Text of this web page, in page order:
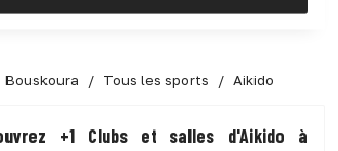
Bouskoura Tous les sports Aikido
+1 Clubs et salles d'Aikido à